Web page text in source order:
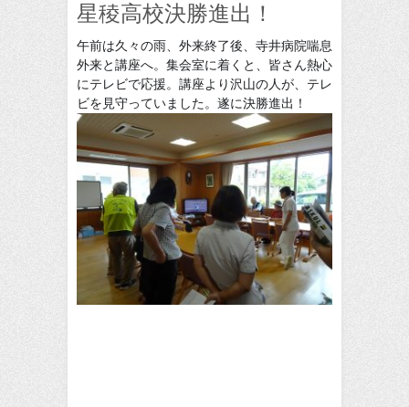
星稜高校決勝進出！
午前は久々の雨、外来終了後、寺井病院喘息
外来と講座へ。集会室に着くと、皆さん熱心
にテレビで応援。講座より沢山の人が、テレ
ビを見守っていました。遂に決勝進出！